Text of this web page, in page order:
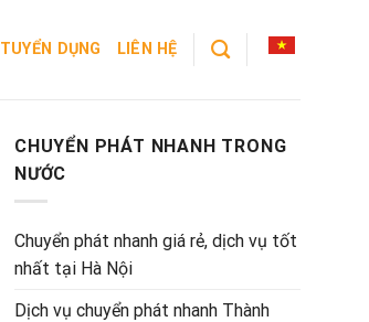
TUYỂN DỤNG LIÊN HỆ
CHUYỂN PHÁT NHANH TRONG
NƯỚC
Chuyển phát nhanh giá rẻ, dịch vụ tốt
nhất tại Hà Nội
Dịch vụ chuyển phát nhanh Thành